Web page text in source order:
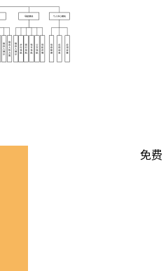
免费